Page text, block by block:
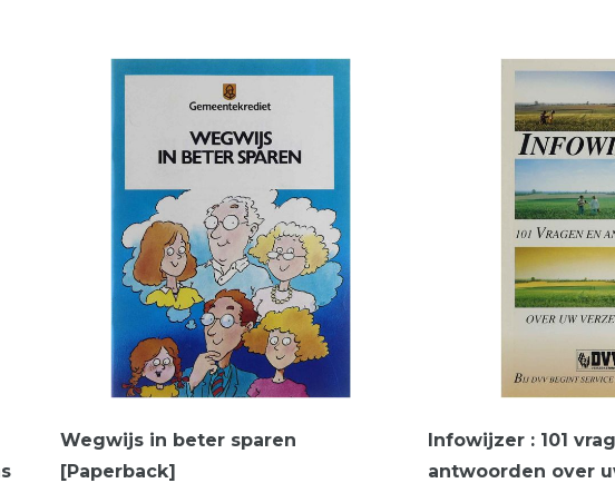
Wegwijs in beter sparen
[Paperback]
Infowijzer : 101
antwoorden over